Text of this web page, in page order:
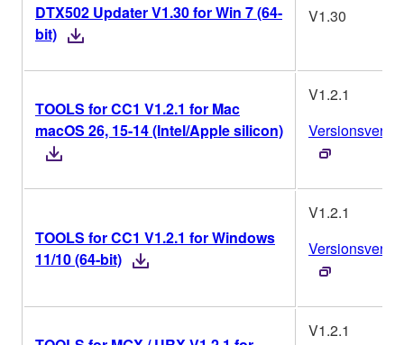
DTX502 Updater V1.30 for Win 7 (64-
bit)
V1.30
TOOLS for CC1 V1.2.1 for Mac
macOS 26, 15-14 (Intel/Apple silicon)
V1.2.1
TOOLS for CC1 V1.2.1 for Windows
11/10 (64-bit)
V1.2.1
V1.2.1